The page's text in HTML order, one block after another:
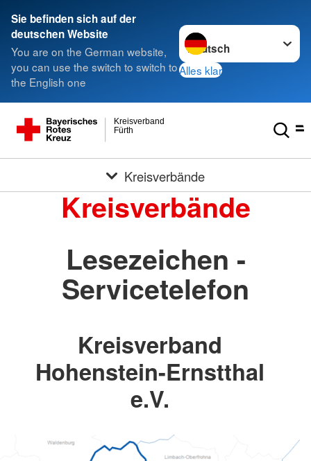
Sie befinden sich auf der
deutschen Website
You are on the German website,
you can use the switch to switch to
the English one
Sprache wechseln zu
Alles klar
Fürth
Kreisverband
Kreisverbände
Kreisverbände
Lesezeichen -
Servicetelefon
Kreisverband
Hohenstein-Ernstthal
e.V.